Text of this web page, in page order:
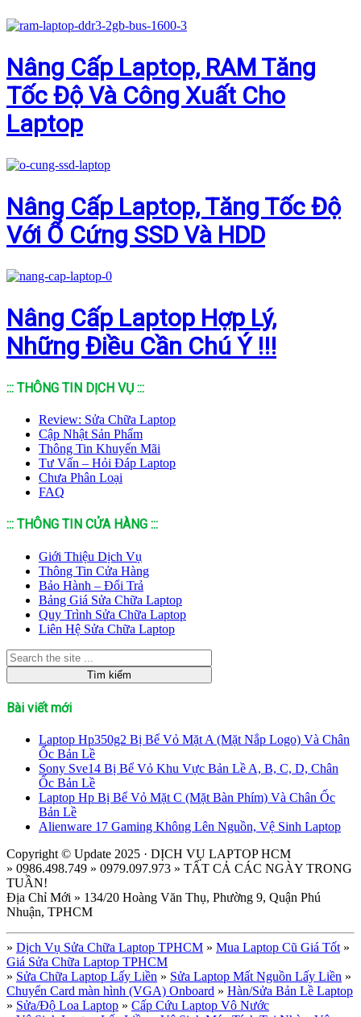
Nâng Cấp Laptop, RAM Tăng
Tốc Độ Và Công Xuất Cho
Laptop
Nâng Cấp Laptop, Tăng Tốc Độ
Với Ổ Cứng SSD Và HDD
Nâng Cấp Laptop Hợp Lý,
Những Điều Cần Chú Ý !!!
::: THÔNG TIN DỊCH VỤ :::
Review: Sửa Chữa Laptop
Cập Nhật Sản Phẩm
Thông Tin Khuyến Mãi
Tư Vấn – Hỏi Đáp Laptop
Chưa Phân Loại
FAQ
::: THÔNG TIN CỬA HÀNG :::
Giới Thiệu Dịch Vụ
Thông Tin Cửa Hàng
Bảo Hành – Đổi Trả
Bảng Giá Sửa Chữa Laptop
Quy Trình Sửa Chữa Laptop
Liên Hệ Sửa Chữa Laptop
Bài viết mới
Laptop Hp350g2 Bị Bể Vỏ Mặt A (Mặt Nắp Logo) Và Chân
Ốc Bản Lề
Sony Sve14 Bị Bể Vỏ Khu Vực Bản Lề A, B, C, D, Chân
Ốc Bản Lề
Laptop Hp Bị Bể Vỏ Mặt C (Mặt Bàn Phím) Và Chân Ốc
Bản Lề
Alienware 17 Gaming Không Lên Nguồn, Vệ Sinh Laptop
Copyright © Update 2025 · DỊCH VỤ LAPTOP HCM
» 0986.498.749 » 0979.097.973 » TẤT CẢ CÁC NGÀY TRONG
TUẦN!
Địa Chỉ Mới » 134/20 Hoàng Văn Thụ, Phường 9, Quận Phú
Nhuận, TPHCM
» Dịch Vụ Sửa Chữa Laptop TPHCM » Mua Laptop Cũ Giá Tốt »
Giá Sửa Chữa Laptop TPHCM
» Sửa Chữa Laptop Lấy Liền » Sửa Laptop Mất Nguồn Lấy Liền »
Chuyển Card màn hình (VGA) Onboard » Hàn/Sửa Bản Lề Laptop
» Sửa/Độ Loa Laptop » Cấp Cứu Laptop Vô Nước